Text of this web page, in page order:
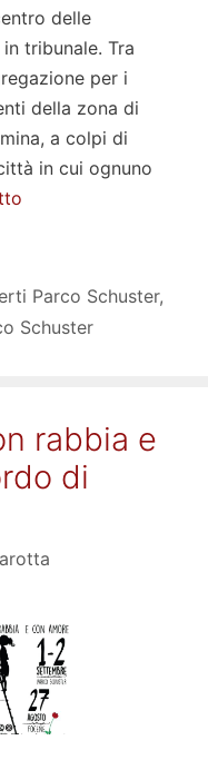
delle
tribunale. Tra
per i
della zona di
a colpi di
in cui ognuno
Parco Schuster,
Schuster
rabbia e
di